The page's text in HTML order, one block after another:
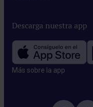
Descarga nuestra app
Más sobre la app​